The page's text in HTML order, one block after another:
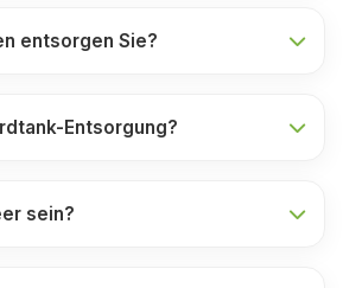
entsorgen Sie?
Entsorgung?
sein?